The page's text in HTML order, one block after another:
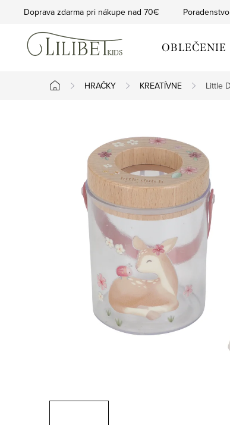
Doprava zdarma pri nákupe nad 70€
OBLEČENIE
Domov
HRAČKY KREATÍVNE Little